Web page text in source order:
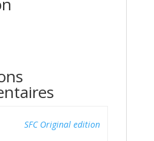
SFC Original edition